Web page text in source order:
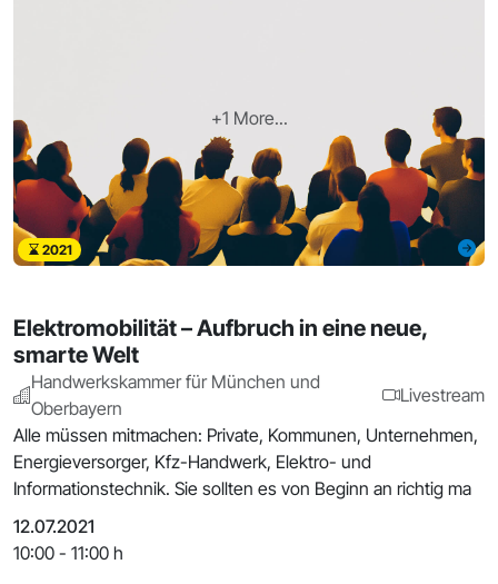
+1 More...
2021
Elektromobilität – Aufbruch in eine neue,
smarte Welt
Handwerkskammer für München und
Oberbayern
Livestream
Alle müssen mitmachen: Private, Kommunen, Unternehmen,
Energieversorger, Kfz-Handwerk, Elektro- und
Informationstechnik. Sie sollten es von Beginn an richtig ma
12.07.2021
10:00 - 11:00 h